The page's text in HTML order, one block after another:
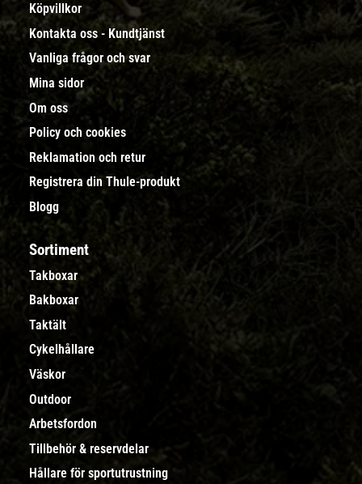
Köpvillkor
Kontakta oss - Kundtjänst
Vanliga frågor och svar
Mina sidor
Om oss
Policy och cookies
Reklamation och retur
Registrera din Thule-produkt
Blogg
Sortiment
Takboxar
Bakboxar
Taktält
Cykelhållare
Väskor
Outdoor
Arbetsfordon
Tillbehör & reservdelar
Hållare för sportutrustning